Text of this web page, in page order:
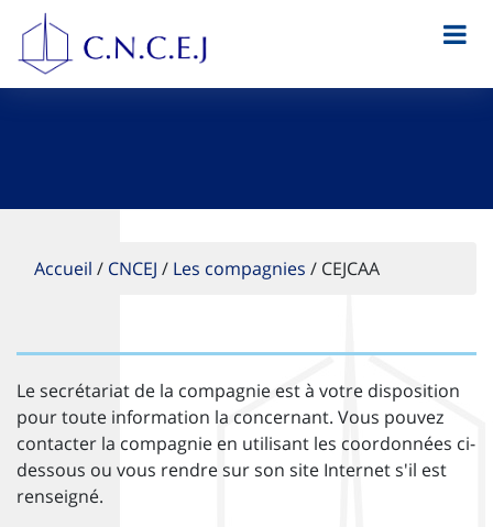
Accueil / CNCEJ / Les compagnies / CEJCAA
Le secrétariat de la compagnie est à votre disposition
pour toute information la concernant. Vous pouvez
contacter la compagnie en utilisant les coordonnées ci-
dessous ou vous rendre sur son site Internet s'il est
renseigné.